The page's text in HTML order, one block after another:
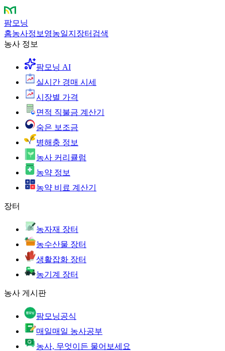
팜모닝
홈농사정보 영농일지 장터 검색
농사 정보
팜모닝 AI
실시간 경매 시세
시장별 가격
면적 직불금 계산기
숨은 보조금
병해충 정보
농사 커리큘럼
농약 정보
농약 비료 계산기
장터
농자재 장터
농수산물 장터
생활잡화 장터
농기계 장터
농사 게시판
팜모닝공식
매일매일 농사공부
농사, 무엇이든 물어보세요